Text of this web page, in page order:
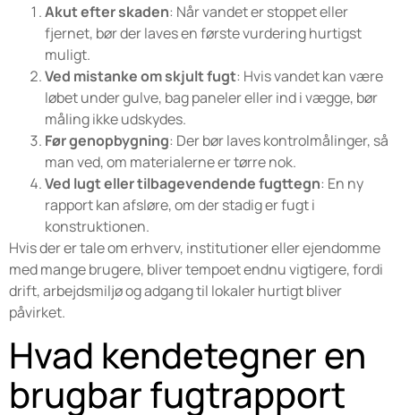
Akut efter skaden: Når vandet er stoppet eller
fjernet, bør der laves en første vurdering hurtigst
muligt.
Ved mistanke om skjult fugt: Hvis vandet kan være
løbet under gulve, bag paneler eller ind i vægge, bør
måling ikke udskydes.
Før genopbygning: Der bør laves kontrolmålinger, så
man ved, om materialerne er tørre nok.
Ved lugt eller tilbagevendende fugttegn: En ny
rapport kan afsløre, om der stadig er fugt i
konstruktionen.
Hvis der er tale om erhverv, institutioner eller ejendomme
med mange brugere, bliver tempoet endnu vigtigere, fordi
drift, arbejdsmiljø og adgang til lokaler hurtigt bliver
påvirket.
Hvad kendetegner en
brugbar fugtrapport